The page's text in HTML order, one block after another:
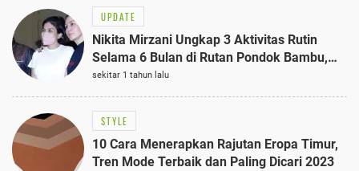
UPDATE
Nikita Mirzani Ungkap 3 Aktivitas Rutin
Selama 6 Bulan di Rutan Pondok Bambu,
Terungkap!
sekitar 1 tahun lalu
STYLE
10 Cara Menerapkan Rajutan Eropa Timur,
Tren Mode Terbaik dan Paling Dicari 2023